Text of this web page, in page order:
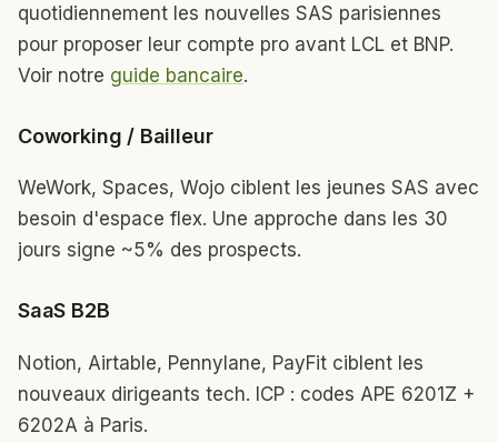
quotidiennement les nouvelles SAS parisiennes
pour proposer leur compte pro avant LCL et BNP.
Voir notre guide bancaire.
Coworking / Bailleur
WeWork, Spaces, Wojo ciblent les jeunes SAS avec
besoin d'espace flex. Une approche dans les 30
jours signe ~5% des prospects.
SaaS B2B
Notion, Airtable, Pennylane, PayFit ciblent les
nouveaux dirigeants tech. ICP : codes APE 6201Z +
6202A à Paris.